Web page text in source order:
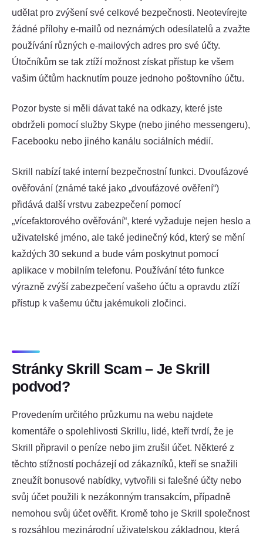
udělat pro zvýšení své celkové bezpečnosti. Neotevírejte
žádné přílohy e-mailů od neznámých odesílatelů a zvažte
používání různých e-mailových adres pro své účty.
Útočníkům se tak ztíží možnost získat přístup ke všem
vašim účtům hacknutím pouze jednoho poštovního účtu.
Pozor byste si měli dávat také na odkazy, které jste
obdrželi pomocí služby Skype (nebo jiného messengeru),
Facebooku nebo jiného kanálu sociálních médií.
Skrill nabízí také interní bezpečnostní funkci. Dvoufázové
ověřování (známé také jako „dvoufázové ověření“)
přidává další vrstvu zabezpečení pomocí
„vícefaktorového ověřování“, které vyžaduje nejen heslo a
uživatelské jméno, ale také jedinečný kód, který se mění
každých 30 sekund a bude vám poskytnut pomocí
aplikace v mobilním telefonu. Používání této funkce
výrazně zvýší zabezpečení vašeho účtu a opravdu ztíží
přístup k vašemu účtu jakémukoli zločinci.
Stránky Skrill Scam – Je Skrill
podvod?
Provedením určitého průzkumu na webu najdete
komentáře o spolehlivosti Skrillu, lidé, kteří tvrdí, že je
Skrill připravil o peníze nebo jim zrušil účet. Některé z
těchto stížností pocházejí od zákazníků, kteří se snažili
zneužít bonusové nabídky, vytvořili si falešné účty nebo
svůj účet použili k nezákonným transakcím, případně
nemohou svůj účet ověřit. Kromě toho je Skrill společnost
s rozsáhlou mezinárodní uživatelskou základnou, která